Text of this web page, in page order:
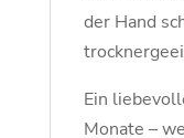
der Hand
Ein
Monate –